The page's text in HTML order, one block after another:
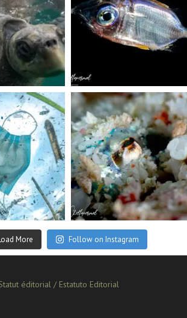
scuba_people_magazine
Aug 14
More Follow on Instagram
éditorial / Estatuto Editorial